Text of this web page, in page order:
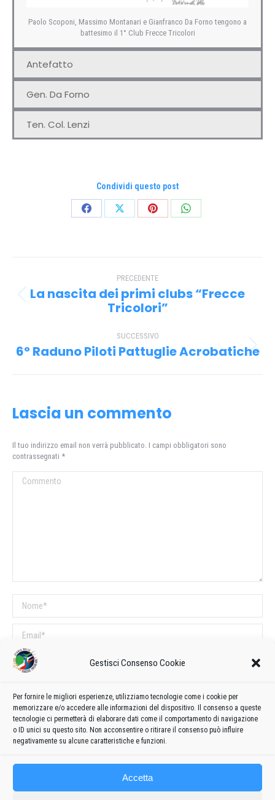
Gestisci Consenso Cookie
Per fornire le migliori esperienze, utilizziamo tecnologie come i cookie per
memorizzare e/o accedere alle informazioni del dispositivo. Il consenso a queste
tecnologie ci permetterà di elaborare dati come il comportamento di navigazione
o ID unici su questo sito. Non acconsentire o ritirare il consenso può influire
negativamente su alcune caratteristiche e funzioni.
Accetta
Paolo Scoponi, Massimo Montanari e Gianfranco Da Forno tengono a
battesimo il 1° Club Frecce Tricolori
Antefatto
Gen. Da Forno
Ten. Col. Lenzi
Condividi questo post
CondividiCondividiCondividiCondividi
tra PRECEDENTE
Post
precedente:
La nascita dei primi clubs “Frecce
Tricolori”
SUCCESSIVO
Prossimo
6° Raduno Piloti Pattuglie Acrobatiche
Lascia un commento
Il tuo indirizzo email non verrà pubblicato. I campi obbligatori sono
contrassegnati *
Commento
Nome *
Email *
Sito web
COMMENTI SUL POST
Questo sito utilizza Akismet per ridurre lo spam.Scopri come vengono
elaborati i dati derivati dai commenti.